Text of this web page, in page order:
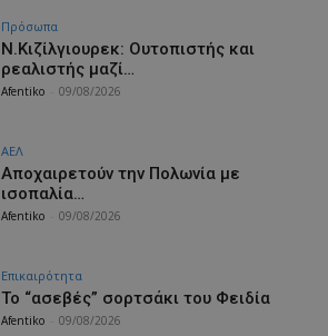
Πρόσωπα
Ν.Κιζίλγιουρεκ: Ουτοπιστής και
ρεαλιστής μαζί…
Afentiko 09/08/2026
ΑΕΛ
Aποχαιρετούν την Πολωνία με
ισοπαλία…
Afentiko 09/08/2026
Επικαιρότητα
Το “ασεβές” σορτσάκι του Φειδία
Afentiko 09/08/2026